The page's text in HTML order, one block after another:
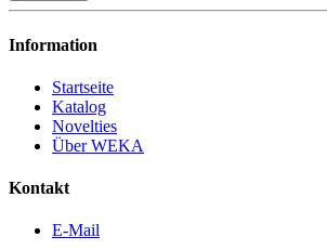
Information
Startseite
Katalog
Novelties
Über WEKA
Kontakt
E-Mail